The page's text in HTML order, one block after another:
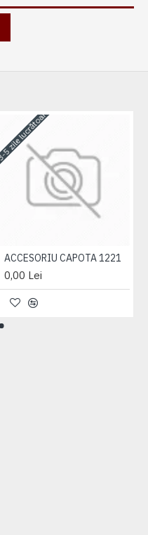
3-5 zile lucrătoare
ACCESORIU CAPOTA 1221
0,00 Lei